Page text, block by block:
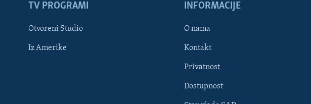
TV PROGRAMI
Otvoreni Studio
Iz Amerike
INFORMACIJE
O nama
Kontakt
Privatnost
Dostupnost